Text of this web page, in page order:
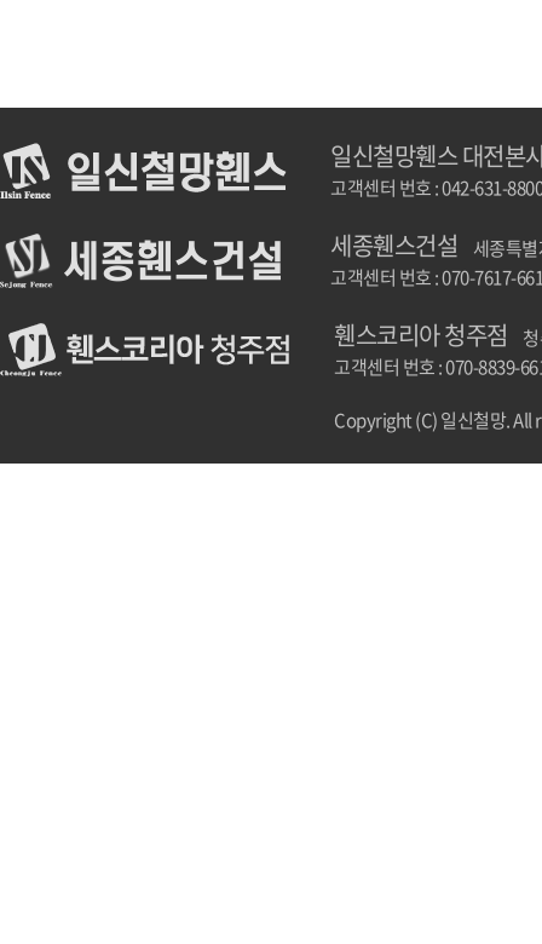
일신철망휀스 대전본
고객센터 번호 : 042-631-8800
세종휀스건설
세종특
고객센터 번호 : 070-7617-
휀스코리아 청주점
고객센터 번호 : 070-8839-
Copyright (C) 일신철망. All